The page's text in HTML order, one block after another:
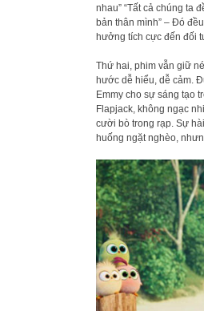
nhau” “Tất cả chúng ta
bản thân mình” – Đó
hưởng tích cực đến đối
Thứ hai, phim vẫn giữ
hước dễ hiểu, dễ cảm.
Emmy cho sự sáng tạo
Flapjack, không ngạc
cười bò trong rạp. Sự
huống ngặt nghèo,